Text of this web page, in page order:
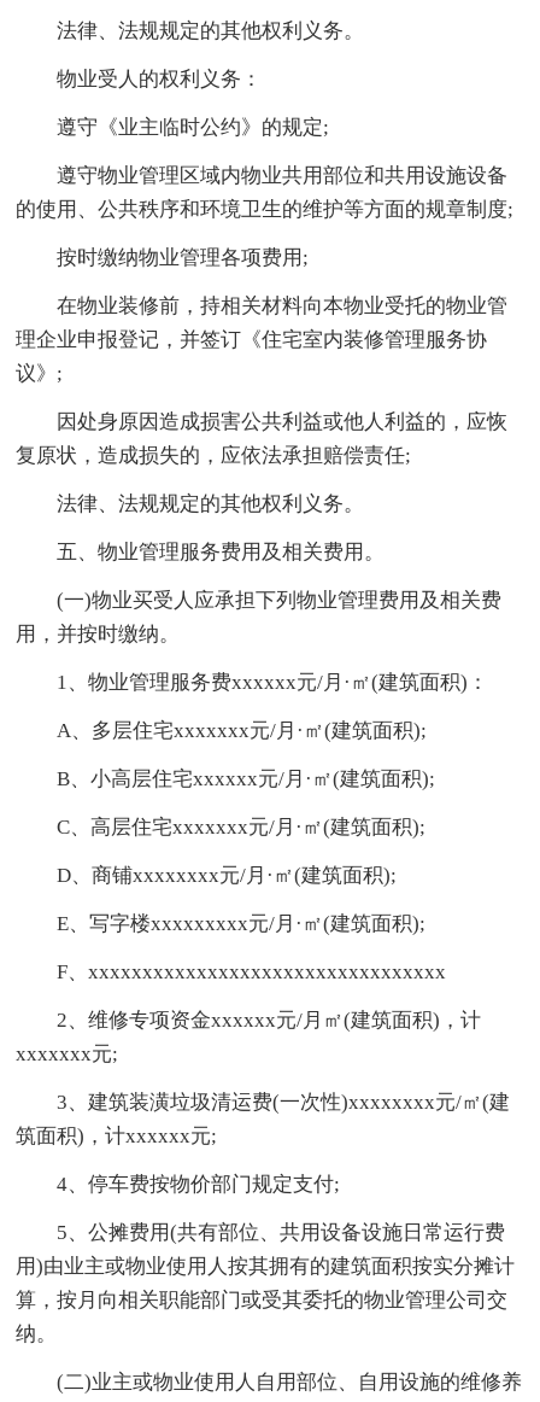
法律、法规规定的其他权利义务。
物业受人的权利义务：
遵守《业主临时公约》的规定;
遵守物业管理区域内物业共用部位和共用设施设备
的使用、公共秩序和环境卫生的维护等方面的规章制度;
按时缴纳物业管理各项费用;
在物业装修前，持相关材料向本物业受托的物业管
理企业申报登记，并签订《住宅室内装修管理服务协
议》;
因处身原因造成损害公共利益或他人利益的，应恢
复原状，造成损失的，应依法承担赔偿责任;
法律、法规规定的其他权利义务。
五、物业管理服务费用及相关费用。
(一)物业买受人应承担下列物业管理费用及相关费
用，并按时缴纳。
1、物业管理服务费xxxxxx元/月·㎡(建筑面积)：
A、多层住宅xxxxxxx元/月·㎡(建筑面积);
B、小高层住宅xxxxxx元/月·㎡(建筑面积);
C、高层住宅xxxxxxx元/月·㎡(建筑面积);
D、商铺xxxxxxxx元/月·㎡(建筑面积);
E、写字楼xxxxxxxxx元/月·㎡(建筑面积);
F、xxxxxxxxxxxxxxxxxxxxxxxxxxxxxxxxx
2、维修专项资金xxxxxx元/月㎡(建筑面积)，计
xxxxxxx元;
3、建筑装潢垃圾清运费(一次性)xxxxxxxx元/㎡(建
筑面积)，计xxxxxx元;
4、停车费按物价部门规定支付;
5、公摊费用(共有部位、共用设备设施日常运行费
用)由业主或物业使用人按其拥有的建筑面积按实分摊计
算，按月向相关职能部门或受其委托的物业管理公司交
纳。
(二)业主或物业使用人自用部位、自用设施的维修养